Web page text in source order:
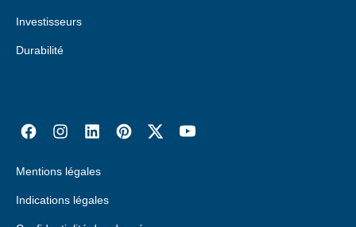
Investisseurs
Durabilité
Mentions légales
Indications légales